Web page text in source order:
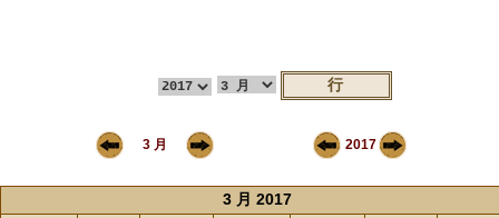
3 月 2017
3 月 2017